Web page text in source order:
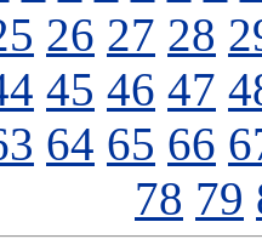
26 27 28
45 46 47
64 65 66
78 79